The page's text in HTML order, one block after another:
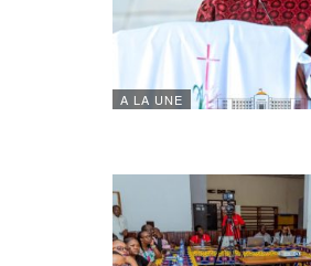
A LA UNE